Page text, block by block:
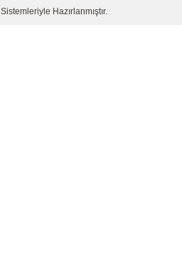
Sistemleriyle Hazırlanmıştır.